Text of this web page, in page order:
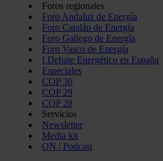
Foros regionales
Foro Andaluz de Energía
Foro Catalán de Energía
Foro Gallego de Energía
Foro Vasco de Energía
I Debate Energético en España
Especiales
COP 30
COP 29
COP 28
Servicios
Newsletter
Media kit
ON | Podcast